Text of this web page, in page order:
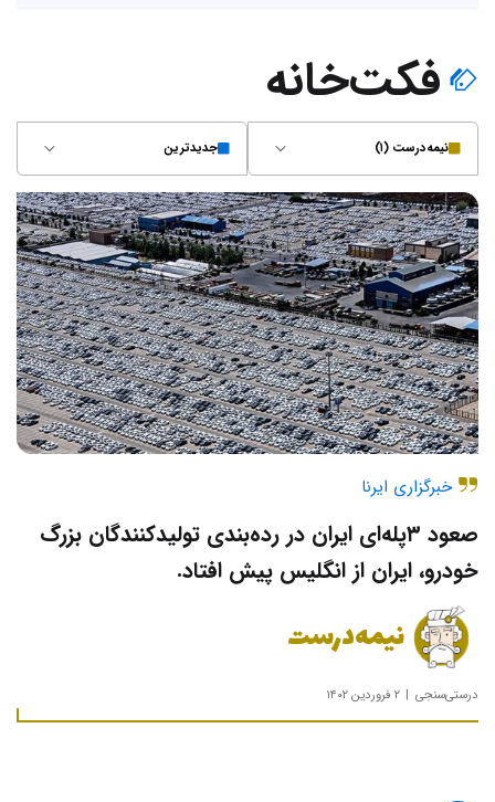
فکت‌خانه
نیمه‌درست (۱) جدیدترین
خبرگزاری ایرنا
صعود ۳پله‌ای ایران در رده‌بندی تولیدکنندگان بزرگ
خودرو، ایران از انگلیس پیش افتاد.
نیمه‌درست
درستی‌سنجی ۲ فروردین ۱۴۰۲